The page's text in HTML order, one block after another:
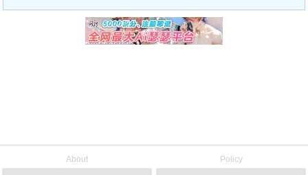
About Policy